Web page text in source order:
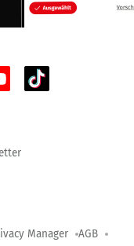
Manager AGB